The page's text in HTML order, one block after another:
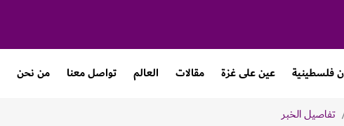
فلسطينية عين على غزة مقالات العالم تواصل معنا من نحن
تفاصيل الخبر